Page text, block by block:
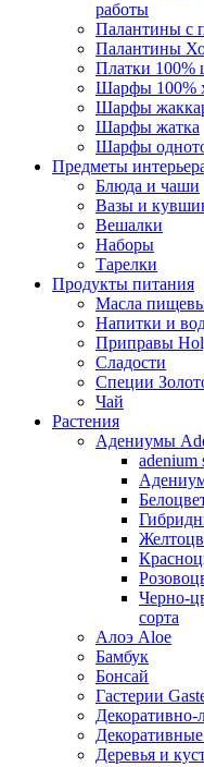
работы
Палантины с
Палантины
Платки 100%
Шарфы 100%
Шарфы
Шарфы жатка
Шарфы
Предметы
Блюда и чаши
Вазы и
Вешалки
Наборы
Тарелки
Продукты питания
Масла
Напитки и
Приправы
Сладости
Специи
Чай
Растения
Адениумы
adenium
Черно-
сорта
Алоэ Aloe
Бамбук
Бонсай
Гастерии
Декоративно-
Деревья и